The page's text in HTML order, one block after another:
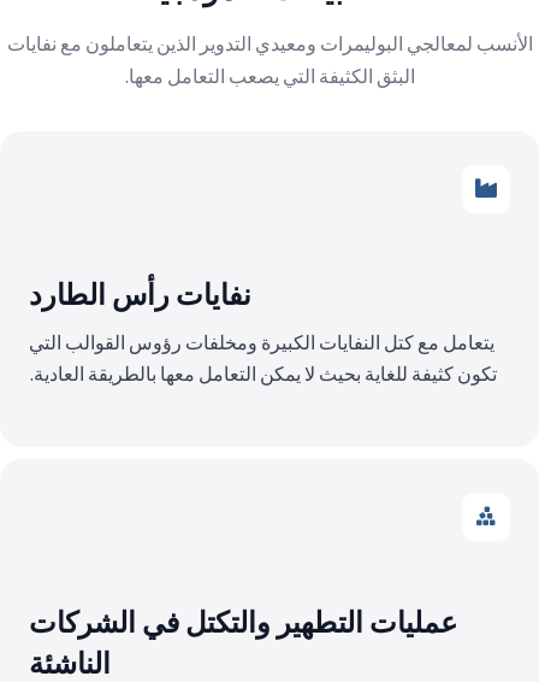
الأنسب لمعالجي البوليمرات ومعيدي التدوير الذين يتعاملون مع نفايات
البثق الكثيفة التي يصعب التعامل معها.
نفايات رأس الطارد
يتعامل مع كتل النفايات الكبيرة ومخلفات رؤوس القوالب التي
تكون كثيفة للغاية بحيث لا يمكن التعامل معها بالطريقة العادية.
عمليات التطهير والتكتل في الشركات
الناشئة